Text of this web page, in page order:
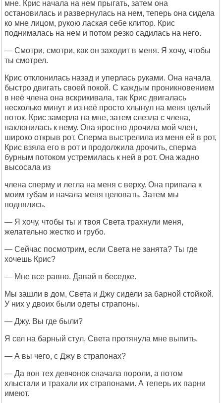
мне. Крис начала на нем прыгать, затем она
остановилась и развернулась на нем, теперь она сидела
ко мне лицом, рукою лаская себе клитор. Крис
поднималась на нем и потом резко садилась на него.
— Смотри, смотри, как он заходит в меня. Я хочу, чтобы
ты смотрел.
Крис отклонилась назад и уперлась руками. Она начала
быстро двигать своей покой. С каждым проникновением
в неё члена она вскрикивала, так Крис двигалась
несколько минут и из неё просто хлынул на меня целый
поток. Крис замерла на мне, затем слезла с члена,
наклонилась к нему. Она яростно дрочила мой член,
широко открыв рот. Сперма выстрелила из меня ей в рот,
Крис взяла его в рот и продолжила дрочить, сперма
бурным потоком устремилась к ней в рот. Она жадно
высосала из
члена сперму и легла на меня с верху. Она припала к
моим губам и начала меня целовать. Затем мы
поднялись.
— Я хочу, чтобы ты и твоя Света трахнули меня,
желательно жестко и грубо.
— Сейчас посмотрим, если Света не занята? Ты где
хочешь Крис?
— Мне все равно. Давай в беседке.
Мы зашли в дом, Света и Джу сидели за барной стойкой.
У них у двоих были одеты страпоны.
— Джу. Вы где были?
Я сел на барный стул, Света протянула мне выпить.
— А вы чего, с Джу в страпонах?
— Да вон тех девчонок сначала пороли, а потом
хлыстали и трахали их страпонами. А теперь их парни
имеют.